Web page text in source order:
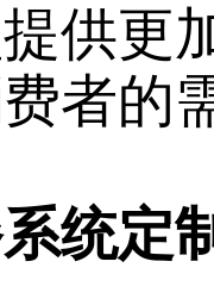
供更
者的
统定